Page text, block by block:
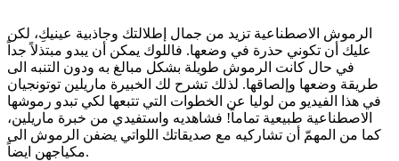
الرموش الاصطناعية تزيد من جمال إطلالتك وجاذبية عينيكِ، لكن
عليك أن تكوني حذرة في وضعها. فاللوك يمكن أن يبدو مبتذلاً جداً
في حال كانت الرموش طويلة بشكل مبالغ به ودون التنبه الى
طريقة وضعها وإلصاقها. لذلك تشرح لك الخبيرة ماريلين توتونجيان
في هذا الفيديو من لوليا عن الخطوات التي تتبعها لكي تبدو رموشها
الاصطناعية طبيعية تماماً! فشاهديه واستفيدي من خبرة ماريلين،
كما من المهمّ أن تشاركيه مع صديقاتك اللواتي يضفن الرموش الى
مكياجهن ايضاً.